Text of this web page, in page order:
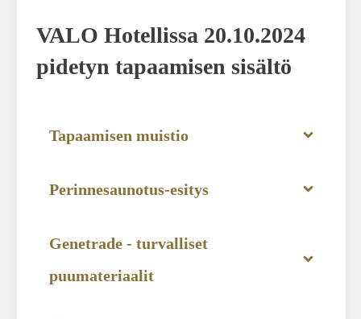
VALO Hotellissa 20.10.2024
pidetyn tapaamisen sisältö
Tapaamisen muistio
Perinnesaunotus-esitys
Genetrade - turvalliset
puumateriaalit